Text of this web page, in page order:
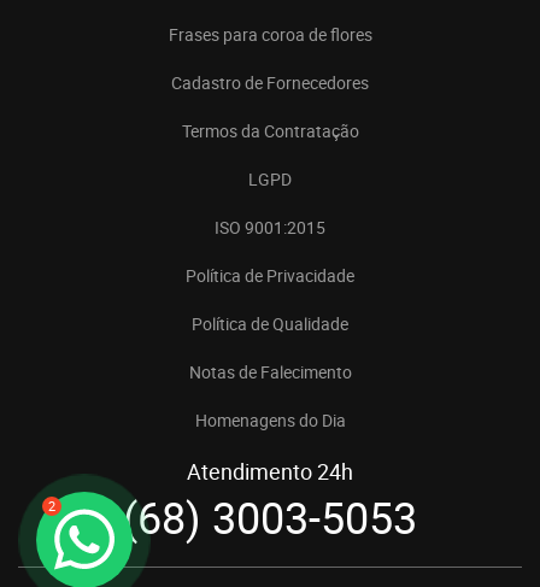
2
Frases para coroa de flores
Cadastro de Fornecedores
Termos da Contratação
LGPD
ISO 9001:2015
Política de Privacidade
Política de Qualidade
Notas de Falecimento
Homenagens do Dia
Atendimento 24h
(68) 3003-5053